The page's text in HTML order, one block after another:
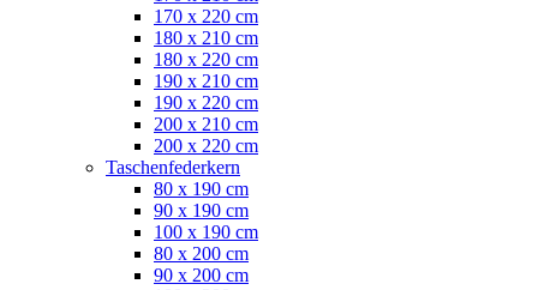
170 x 220 cm
180 x 210 cm
180 x 220 cm
190 x 210 cm
190 x 220 cm
200 x 210 cm
200 x 220 cm
Taschenfederkern
80 x 190 cm
90 x 190 cm
100 x 190 cm
80 x 200 cm
90 x 200 cm